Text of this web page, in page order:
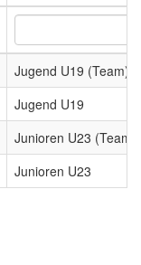
Jugend U19 (Team)
Jugend U19
Junioren U23 (Team)
Junioren U23